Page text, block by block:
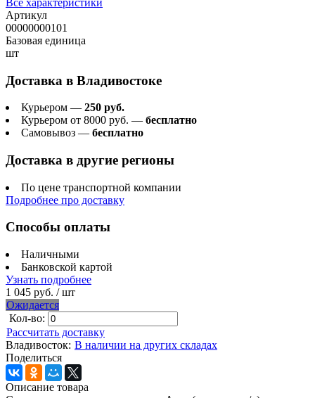
Артикул
00000000101
Базовая единица
шт
Доставка в Владивостоке
Курьером — 250 руб.
Курьером от 8000 руб. — бесплатно
Самовывоз — бесплатно
Доставка в другие регионы
По цене транспортной компании
Подробнее про доставку
Способы оплаты
Наличными
Банковской картой
Узнать подробнее
1 045 руб. / шт
Ожидается
Кол-во:
Рассчитать доставку
Владивосток: В наличии на других складах
Поделиться
Описание товара